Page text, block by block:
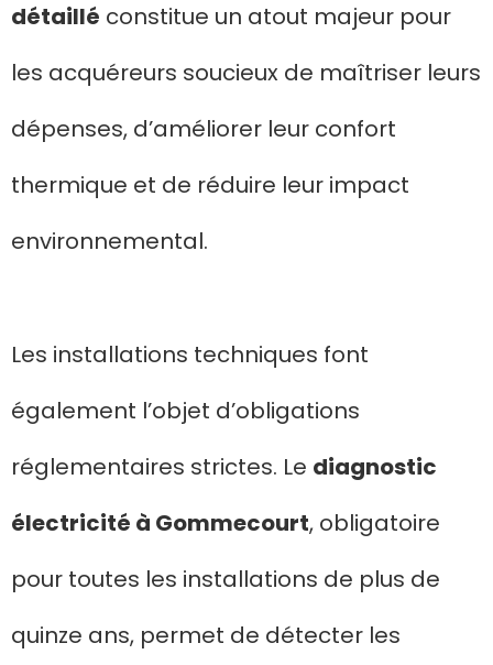
détaillé constitue un atout majeur pour
les acquéreurs soucieux de maîtriser leurs
dépenses, d’améliorer leur confort
thermique et de réduire leur impact
environnemental.
Les installations techniques font
également l’objet d’obligations
réglementaires strictes. Le diagnostic
électricité à Gommecourt, obligatoire
pour toutes les installations de plus de
quinze ans, permet de détecter les